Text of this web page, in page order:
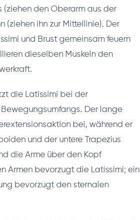
(ziehen den Oberarm aus der
(ziehen ihn zur Mittellinie). Der
und Brust gemeinsam feuern
dieselben Muskeln den
die Latissimi bei der
Der lange
bei, während er
und der untere Trapezius
die Arme über den Kopf
Armen bevorzugt die Latissimi; ein
bevorzugt den sternalen